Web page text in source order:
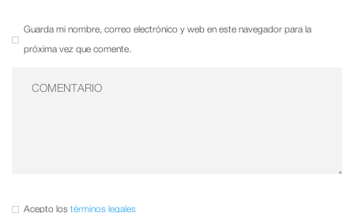
Guarda mi nombre, correo electrónico y web en este navegador para la
próxima vez que comente.
Acepto los términos legales